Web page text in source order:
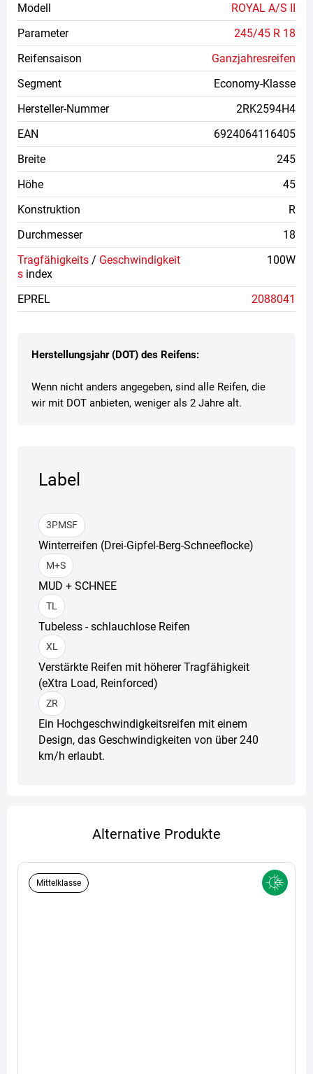
Herstellungsjahr (DOT) des Reifens:
Wenn nicht anders angegeben, sind alle Reifen, die
wir mit DOT anbieten, weniger als 2 Jahre alt.
Label
3PMSF
Winterreifen (Drei-Gipfel-Berg-Schneeflocke)
M+S
MUD + SCHNEE
TL
Tubeless - schlauchlose Reifen
XL
Verstärkte Reifen mit höherer Tragfähigkeit
(eXtra Load, Reinforced)
ZR
Ein Hochgeschwindigkeitsreifen mit einem
Design, das Geschwindigkeiten von über 240
km/h erlaubt.
Modell
ROYAL A/S II
Parameter
245/45 R 18
Reifensaison
Ganzjahresreifen
Segment
Economy-Klasse
Hersteller-Nummer
2RK2594H4
EAN
6924064116405
Breite
245
Höhe
45
Konstruktion
R
Durchmesser
18
Tragfähigkeits / Geschwindigkeit
s index
100W
EPREL 2088041
Alternative Produkte
Mittelklasse